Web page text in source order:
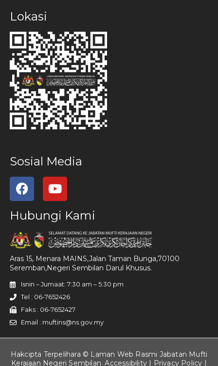
Lokasi
Sosial Media
Hubungi Kami
Aras 15, Menara MAINS,Jalan Taman Bunga,70100
Seremban,Negeri Sembilan Darul Khusus.
Isnin – Jumaat: 7:30 am – 5:30 pm
Tel : 06-7652426
Faks : 06-7652427
Email : muftins@ns.gov.my
Hakcipta Terpelihara © Laman Web Rasmi Jabatan Mufti
Kerajaan Negeri Sembilan. Accessibility | Privacy Policy |